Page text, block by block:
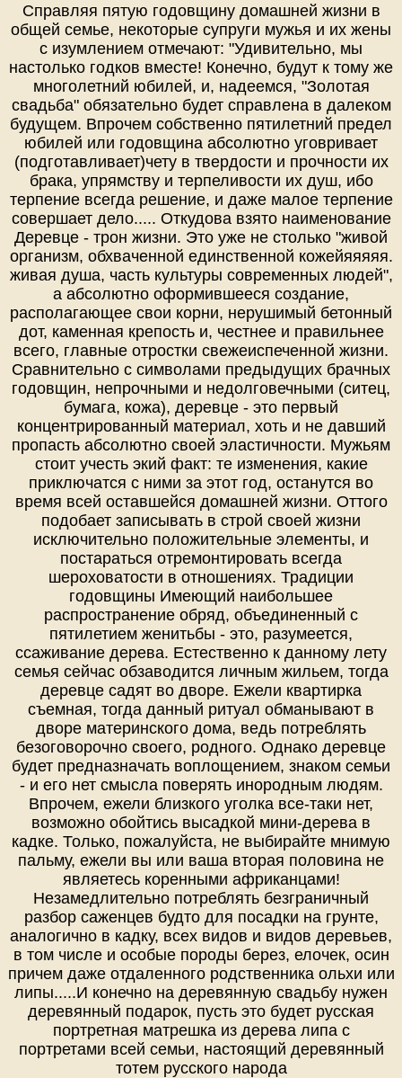
Справляя пятую годовщину домашней жизни в
общей семье, некоторые супруги мужья и их жены
с изумлением отмечают: "Удивительно, мы
настолько годков вместе! Конечно, будут к тому же
многолетний юбилей, и, надеемся, "Золотая
свадьба" обязательно будет справлена в далеком
будущем. Впрочем собственно пятилетний предел
юбилей или годовщина абсолютно уговривает
(подготавливает)чету в твердости и прочности их
брака, упрямству и терпеливости их душ, ибо
терпение всегда решение, и даже малое терпение
совершает дело..... Откудова взято наименование
Деревце - трон жизни. Это уже не столько "живой
организм, обхваченной единственной кожейяяяяя.
живая душа, часть культуры современных людей",
а абсолютно оформившееся создание,
располагающее свои корни, нерушимый бетонный
дот, каменная крепость и, честнее и правильнее
всего, главные отростки свежеиспеченной жизни.
Сравнительно с символами предыдущих брачных
годовщин, непрочными и недолговечными (ситец,
бумага, кожа), деревце - это первый
концентрированный материал, хоть и не давший
пропасть абсолютно своей эластичности. Мужьям
стоит учесть экий факт: те изменения, какие
приключатся с ними за этот год, останутся во
время всей оставшейся домашней жизни. Оттого
подобает записывать в строй своей жизни
исключительно положительные элементы, и
постараться отремонтировать всегда
шероховатости в отношениях. Традиции
годовщины Имеющий наибольшее
распространение обряд, объединенный с
пятилетием женитьбы - это, разумеется,
ссаживание дерева. Естественно к данному лету
семья сейчас обзаводится личным жильем, тогда
деревце садят во дворе. Ежели квартирка
съемная, тогда данный ритуал обманывают в
дворе материнского дома, ведь потреблять
безоговорочно своего, родного. Однако деревце
будет предназначать воплощением, знаком семьи
- и его нет смысла поверять инородным людям.
Впрочем, ежели близкого уголка все-таки нет,
возможно обойтись высадкой мини-дерева в
кадке. Только, пожалуйста, не выбирайте мнимую
пальму, ежели вы или ваша вторая половина не
являетесь коренными африканцами!
Незамедлительно потреблять безграничный
разбор саженцев будто для посадки на грунте,
аналогично в кадку, всех видов и видов деревьев,
в том числе и особые породы берез, елочек, осин
причем даже отдаленного родственника ольхи или
липы.....И конечно на деревянную свадьбу нужен
деревянный подарок, пусть это будет русская
портретная матрешка из дерева липа с
портретами всей семьи, настоящий деревянный
тотем русского народа